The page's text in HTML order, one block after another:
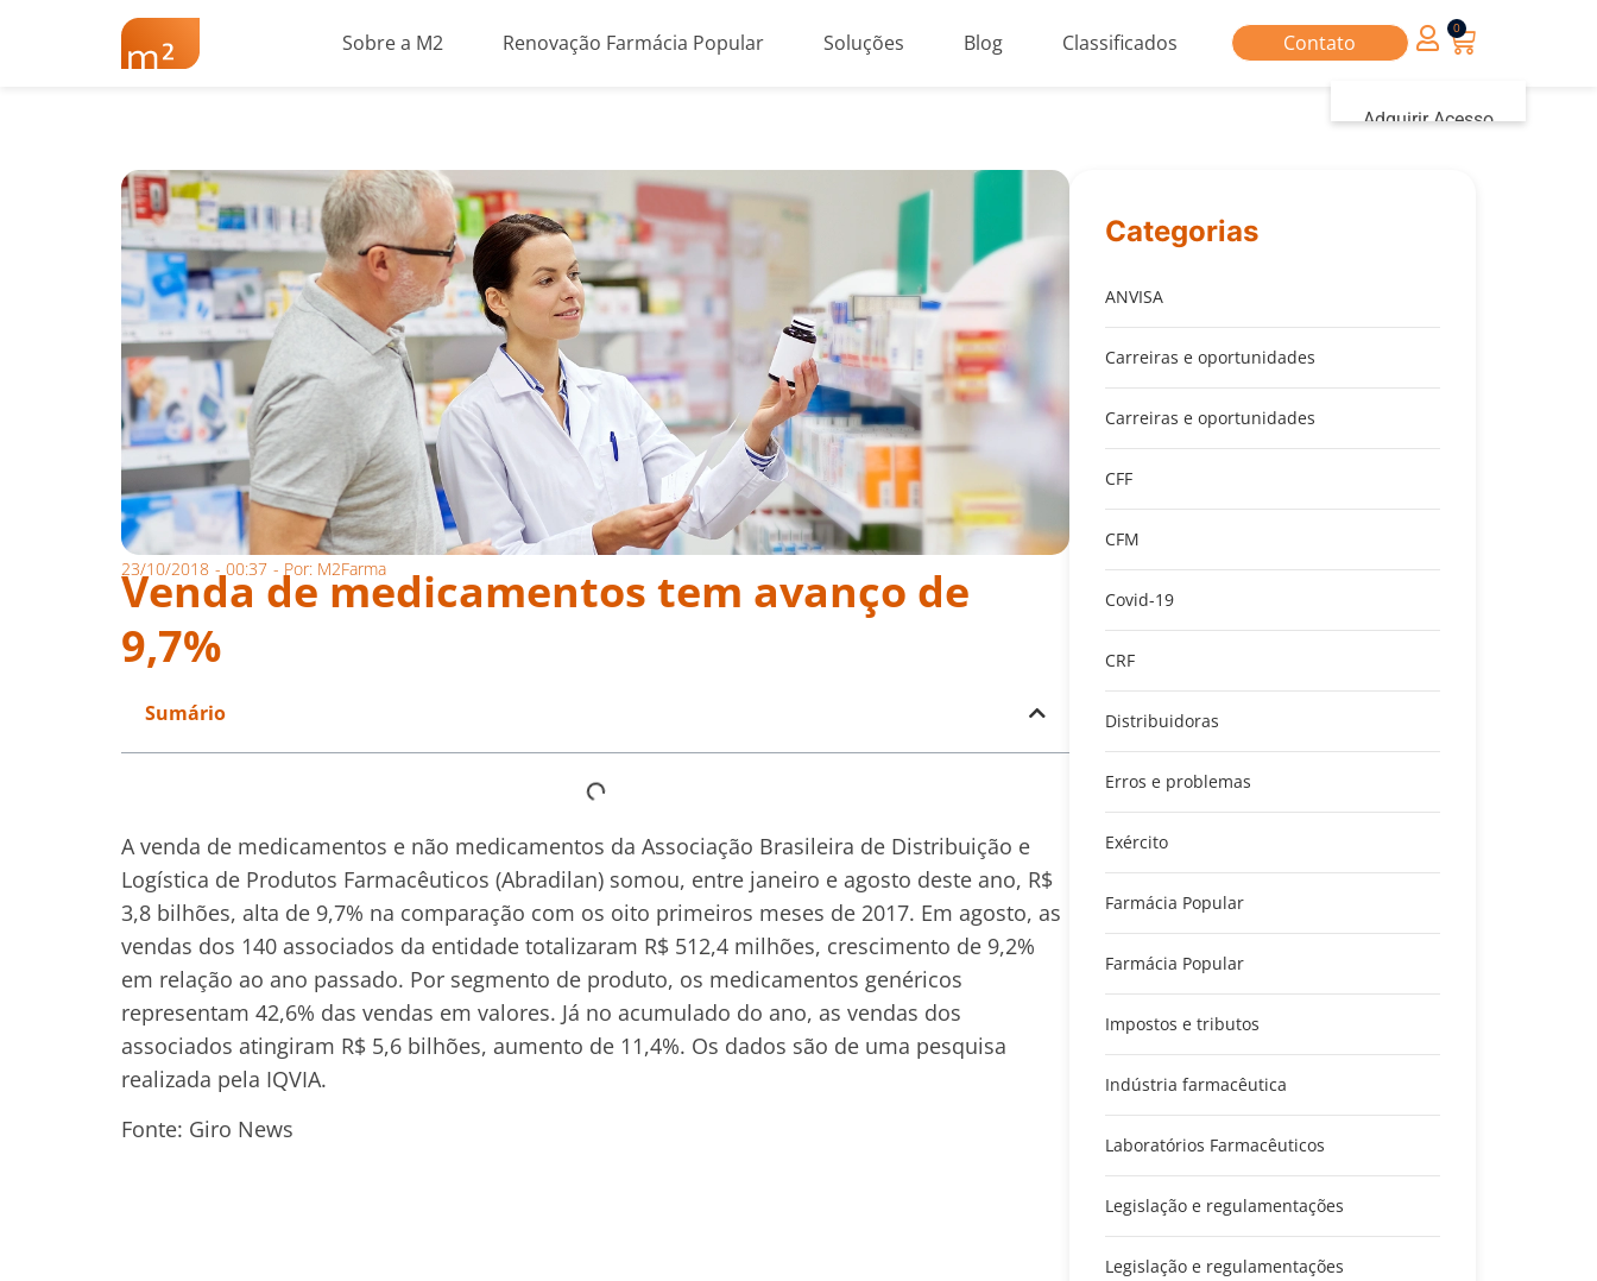
Sobre a M2 Renovação Farmácia Popular Soluções Blog Classificados Contato
Adquirir Acesso
0
23/10/2018 - 00:37 - Por: M2Farma
Venda de medicamentos tem avanço de
9,7%
Sumário
A venda de medicamentos e não medicamentos da Associação Brasileira de Distribuição e
Logística de Produtos Farmacêuticos (Abradilan) somou, entre janeiro e agosto deste ano, R$
3,8 bilhões, alta de 9,7% na comparação com os oito primeiros meses de 2017. Em agosto, as
vendas dos 140 associados da entidade totalizaram R$ 512,4 milhões, crescimento de 9,2%
em relação ao ano passado. Por segmento de produto, os medicamentos genéricos
representam 42,6% das vendas em valores. Já no acumulado do ano, as vendas dos
associados atingiram R$ 5,6 bilhões, aumento de 11,4%. Os dados são de uma pesquisa
realizada pela IQVIA.
Fonte: Giro News
Categorias
ANVISA
Carreiras e oportunidades
Carreiras e oportunidades
CFF
CFM
Covid-19
CRF
Distribuidoras
Erros e problemas
Exército
Farmácia Popular
Farmácia Popular
Impostos e tributos
Indústria farmacêutica
Laboratórios Farmacêuticos
Legislação e regulamentações
Legislação e regulamentações